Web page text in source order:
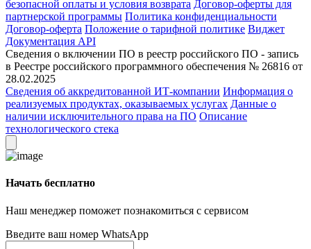
безопасной оплаты и условия возврата Договор-оферты для
партнерской программы Политика конфиденциальности
Договор-оферта Положение о тарифной политике Виджет
Документация API
Сведения о включении ПО в реестр российского ПО - запись
в Реестре российского программного обеспечения № 26816 от
28.02.2025
Сведения об аккредитованной ИТ-компании Информация о
реализуемых продуктах, оказываемых услугах Данные о
наличии исключительного права на ПО Описание
технологического стека
Начать бесплатно
Наш менеджер поможет познакомиться с сервисом
Введите ваш номер WhatsApp